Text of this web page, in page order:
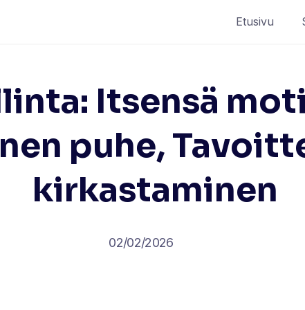
Etusivu
Itsensä
puhe,
kirkastaminen
02/02/2026